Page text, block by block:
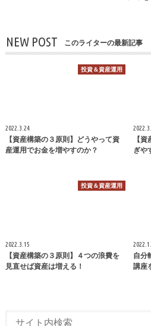
NEW POST このライターの最新記事
投資＆資産運用
2022.3.24
【資産構築の３原則】どうやって資
産運用でお金を増やすのか？
【
ぎや
投資＆資産運用
2022.3.15
【資産構築の３原則】４つの浪費を
見直せば資産は増える！
自分
講座